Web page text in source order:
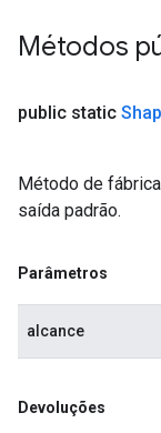
Métodos
public static
Método de
saída padrão.
Parâmetros
alcance
Devoluções